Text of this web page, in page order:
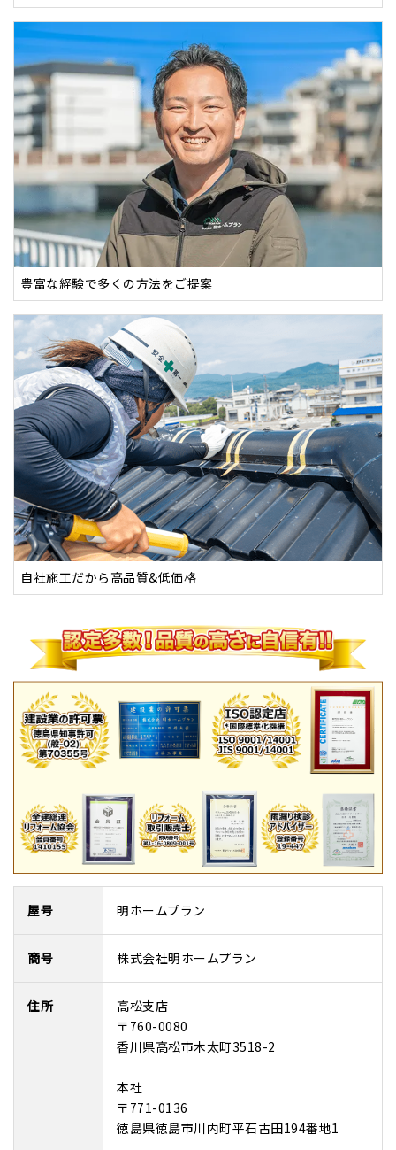
豊富な経験で多くの方法をご提案
自社施工だから高品質&低価格
屋号 明ホームプラン
商号 株式会社明ホームプラン
住所
高松支店
〒760-0080
香川県高松市木太町3518-2
本社
〒771-0136
徳島県徳島市川内町平石古田194番地1